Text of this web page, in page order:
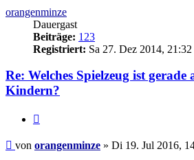
orangenminze
Dauergast
Beiträge: 123
Registriert: Sa 27. Dez 2014, 21:32
Re: Welches Spielzeug ist gerade
Kindern?
Beitrag
von orangenminze » Di 19. Jul 2016,